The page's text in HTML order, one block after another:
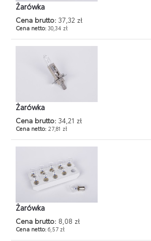
Żarówka
Cena brutto: 37,32 zł
Cena netto:30,34 zł
Żarówka
Cena brutto: 34,21 zł
Cena netto: 27,81 zł
Żarówka
Cena brutto: 8,08 zł
Cena netto:6,57 zł